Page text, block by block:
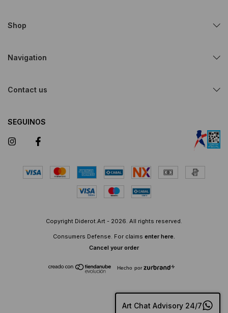
Art Chat Advisory 24/7
Shop
Navigation
Contact us
SEGUINOS
Copyright Diderot.Art - 2026. All rights reserved.
Consumers Defense. For claims enter here.
Cancel your order
Hecho por